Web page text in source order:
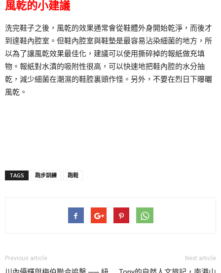
風乾的小建議
洗完鞋子之後，風乾的效果通常會從鞋體外身開始乾淨，而後才
到達鞋內腔室。但鞋內腔室與鞋墊是最容易沾染細菌的地方，所
以為了讓風乾效果最佳化，建議可以使用撕碎掉的報紙做充填
物。報紙對水漬的吸附性很高，可以快速地把鞋內腔的水分抽
乾，減少細菌在潮濕的鞋腔裏頭作怪。另外，不要在烈日下曝曬
風乾。
TAGS 跑步訓練 跑鞋
Previous article Next article